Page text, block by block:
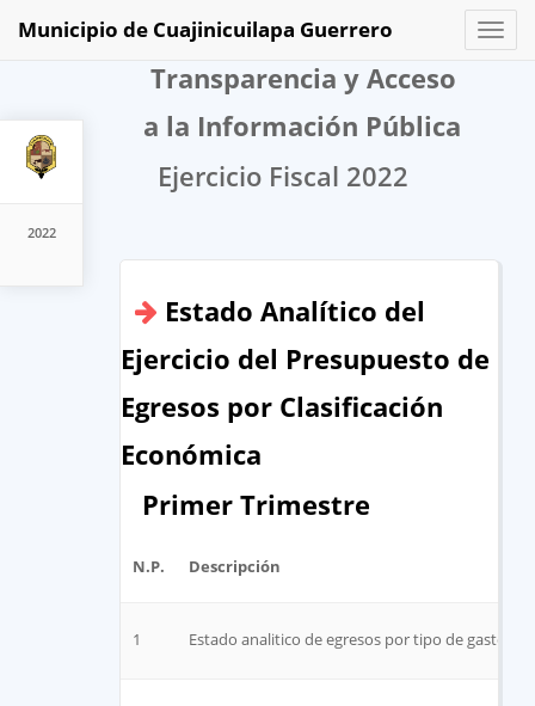
2022
Toggle
Municipio de Cuajinicuilapa Guerrero
Transparencia y Acceso
a la Información Pública
Ejercicio Fiscal 2022
Estado Analítico del
Ejercicio del Presupuesto de
Egresos por Clasificación
Económica
Primer Trimestre
N.P. Descripción
1 Estado analitico de egresos por tipo de gasto